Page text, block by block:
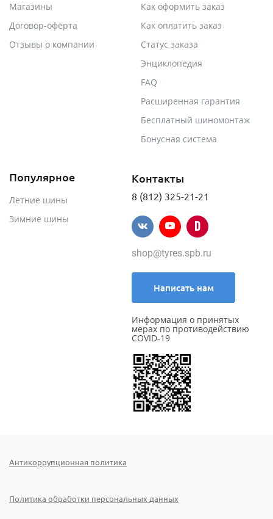
Магазины
Договор-оферта
Отзывы о компании
Как оформить заказ
Как оплатить заказ
Статус заказа
Энциклопедия
FAQ
Расширенная гарантия
Бесплатный шиномонтаж
Бонусная система
Популярное
Летние шины
Зимние шины
Контакты
8 (812) 325-21-21
shop@tyres.spb.ru
Написать нам
Информация о принятых
мерах по противодействию
COVID-19
Антикоррупционная политика
Политика обработки персональных данных